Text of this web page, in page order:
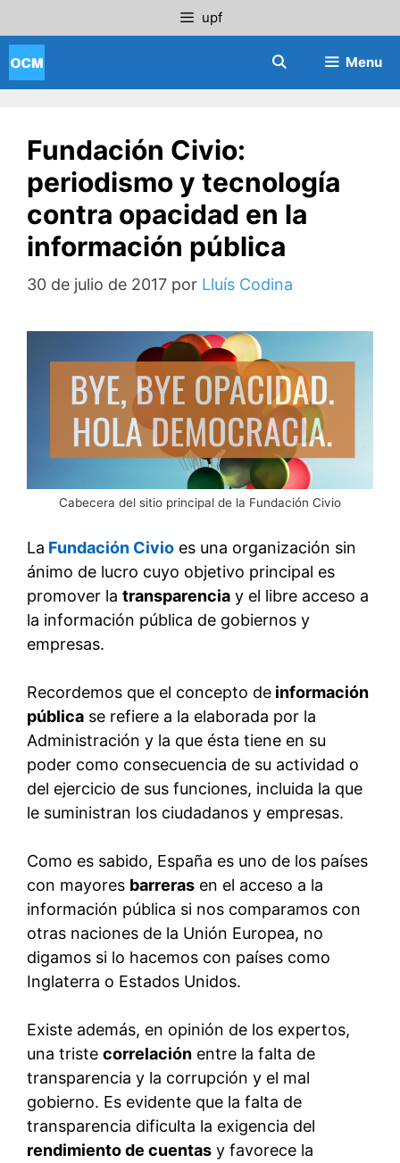
al
contenido
upf
Menu
Fundación Civio:
periodismo y tecnología
contra opacidad en la
información pública
30 de julio de 2017 por Lluís Codina
Cabecera del sitio principal de la Fundación Civio
La Fundación Civio es una organización sin
ánimo de lucro cuyo objetivo principal es
promover la transparencia y el libre acceso a
la información pública de gobiernos y
empresas.
Recordemos que el concepto de información
pública se refiere a la elaborada por la
Administración y la que ésta tiene en su
poder como consecuencia de su actividad o
del ejercicio de sus funciones, incluida la que
le suministran los ciudadanos y empresas.
Como es sabido, España es uno de los países
con mayores barreras en el acceso a la
información pública si nos comparamos con
otras naciones de la Unión Europea, no
digamos si lo hacemos con países como
Inglaterra o Estados Unidos.
Existe además, en opinión de los expertos,
una triste correlación entre la falta de
transparencia y la corrupción y el mal
gobierno. Es evidente que la falta de
transparencia dificulta la exigencia del
rendimiento de cuentas y favorece la